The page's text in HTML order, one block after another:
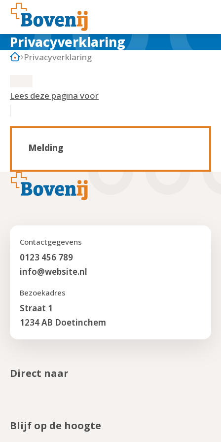
Privacyverklaring
Privacyverklaring
Lees deze pagina voor
Melding
Footer
Contactgegevens
0123 456 789
info@website.nl
Bezoekadres
Straat 1
1234 AB Doetinchem
Direct naar
Blijf op de hoogte